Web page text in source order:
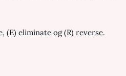
(E) eliminate og (R) reverse.